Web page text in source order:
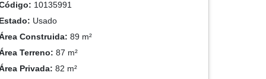
10135991
Usado
Construida: 89 m²
Terreno: 87 m²
Privada: 82 m²